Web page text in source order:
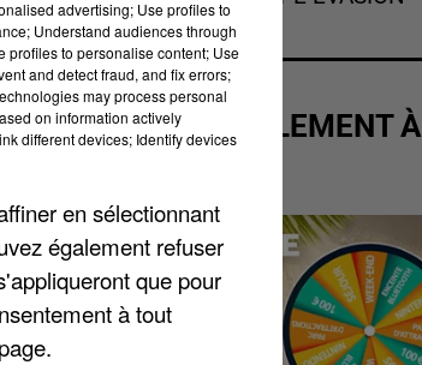
Elle
le-
pourtant
ACTUELLEMENT À
GAGNER
advertising; Use profiles to
Understand audiences through
profiles to personalise content; Use
and detect fraud, and fix errors;
may process personal
on information actively
different devices; Identify devices
en sélectionnant
également refuser
que pour
à tout